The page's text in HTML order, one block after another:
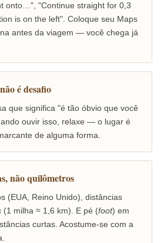
onto…", "Continue straight for 0,3
is on the left". Coloque seu Maps
antes da viagem — você chega já
é desafio
que significa "é tão óbvio que você
ouvir isso, relaxe — o lugar é
de alguma forma.
não quilômetros
(EUA, Reino Unido), distâncias
(1 milha ≈ 1,6 km). E pé (foot) em
curtas. Acostume-se com a